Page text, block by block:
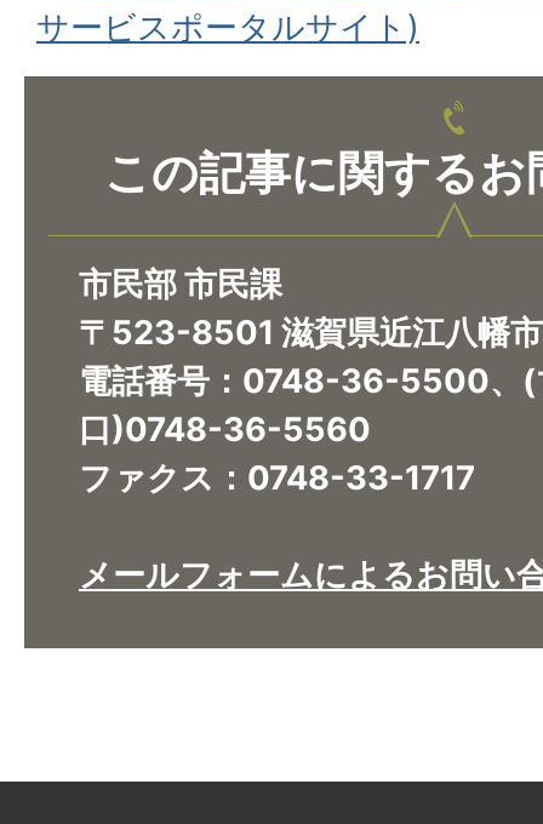
サービスポータルサイト)
この記事に関するお
市民部 市民課
〒523-8501 滋賀県近江八幡
電話番号：0748-36-5500、(
口)0748-36-5560
ファクス：0748-33-1717
メールフォームによるお問い